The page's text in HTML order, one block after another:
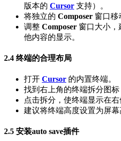
版本的 Cursor 支持）。
将独立的 Composer 窗口移
调整 Composer 窗口大小
他内容的显示。
2.4 终端的合理布局
打开 Cursor 的内置终端。
找到右上角的终端拆分图标
点击拆分，使终端显示在右
建议将终端高度设置为屏幕
2.5 安装auto save插件